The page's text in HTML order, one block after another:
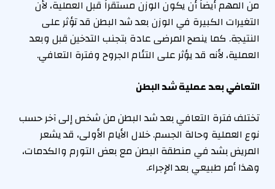
من المهم أيضاً أن يكون الوزن مستقراً قبل العملية، لأن
التغيرات الكبيرة في الوزن بعد شد البطن قد تؤثر على
النتيجة. كما ينصح المرضى عادة بتجنب التدخين قبل وبعد
العملية، لأنه قد يؤثر على التئام الجروح وفترة التعافي.
التعافي بعد عملية شد البطن
تختلف فترة التعافي بعد شد البطن من شخص إلى آخر حسب
نوع العملية وحالة الجسم. خلال الأيام الأولى، قد يشعر
المريض بشد في منطقة البطن مع بعض التورم والكدمات،
وهذا أمر طبيعي بعد الإجراء.